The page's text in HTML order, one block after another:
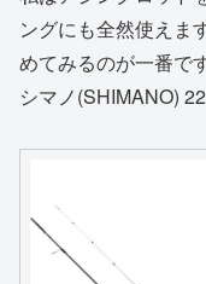
ングにも全然使えま
めてみるのが一番で
シマノ(SHIMANO)